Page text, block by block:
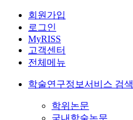
회원가입
로그인
MyRISS
고객센터
전체메뉴
학술연구정보서비스 검색
학위논문
국내학술논문